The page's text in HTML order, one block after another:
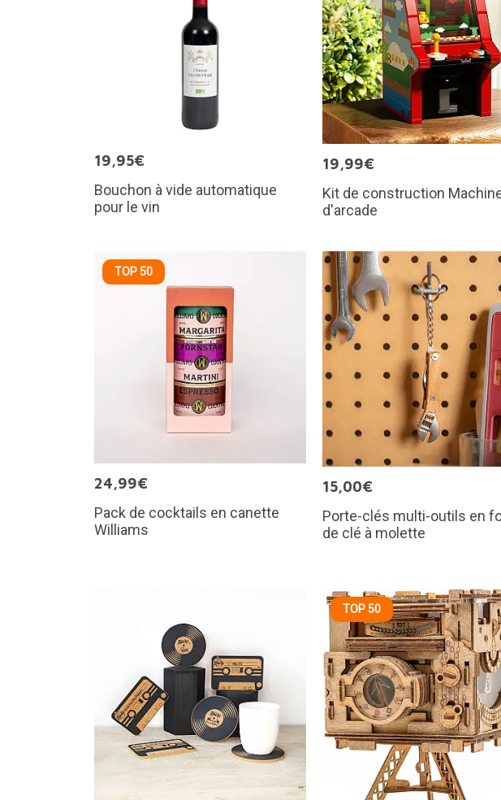
19,95€
Bouchon à vide automatique
pour le vin
19,99€
Kit de construction
d'arcade
TOP 50
24,99€
Pack de cocktails en canette
Williams
15,00€
Porte-clés multi-outils en
de clé à molette
TOP 50